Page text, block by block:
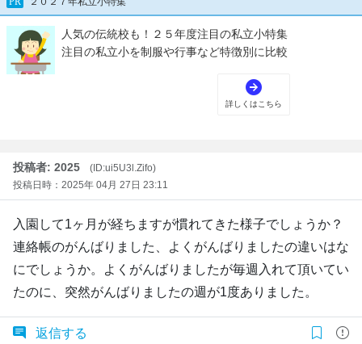
投稿者: 2025
(ID:ui5U3l.Zifo)
投稿日時：2025年 04月 27日 23:11
入園して1ヶ月が経ちますが慣れてきた様子でしょうか？
連絡帳のがんばりました、よくがんばりましたの違いはな
にでしょうか。よくがんばりましたが毎週入れて頂いてい
たのに、突然がんばりましたの週が1度ありました。
返信する